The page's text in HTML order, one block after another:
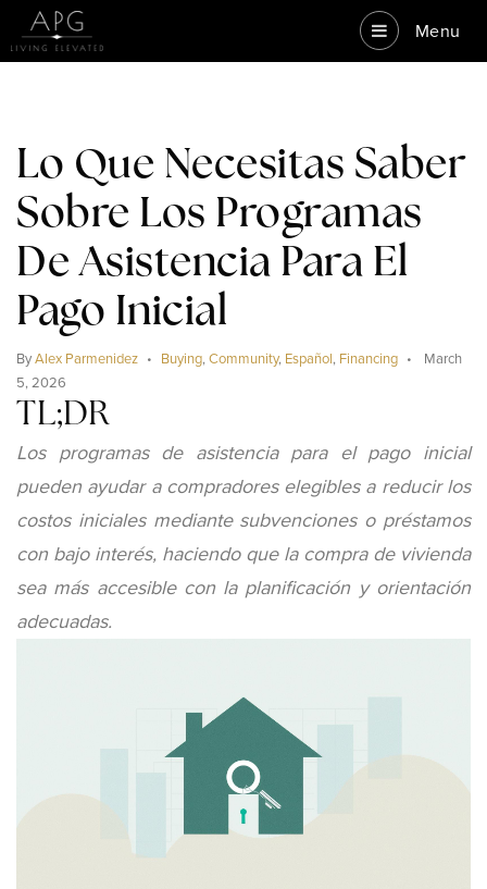
Menu
Lo Que Necesitas Saber
Sobre Los Programas
De Asistencia Para El
Pago Inicial
ByAlex Parmenidez Buying,Community, Español, Financing
March
5, 2026
TL;DR
Los programas de asistencia para el pago inicial
pueden ayudar a compradores elegibles a reducir los
costos iniciales mediante subvenciones o préstamos
con bajo interés, haciendo que la compra de vivienda
sea más accesible con la planificación y orientación
adecuadas.